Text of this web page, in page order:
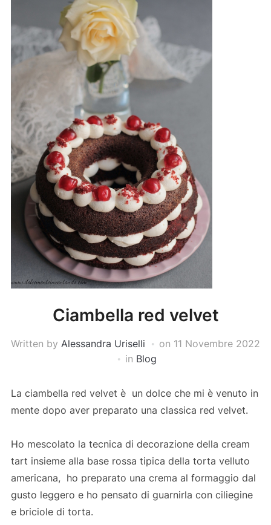
Ciambella red velvet
Written by Alessandra Uriselli on 11 Novembre 2022
in Blog
La ciambella red velvet è un dolce che mi è venuto in
mente dopo aver preparato una classica red velvet.
Ho mescolato la tecnica di decorazione della cream
tart insieme alla base rossa tipica della torta velluto
americana, ho preparato una crema al formaggio dal
gusto leggero e ho pensato di guarnirla con ciliegine
e briciole di torta.